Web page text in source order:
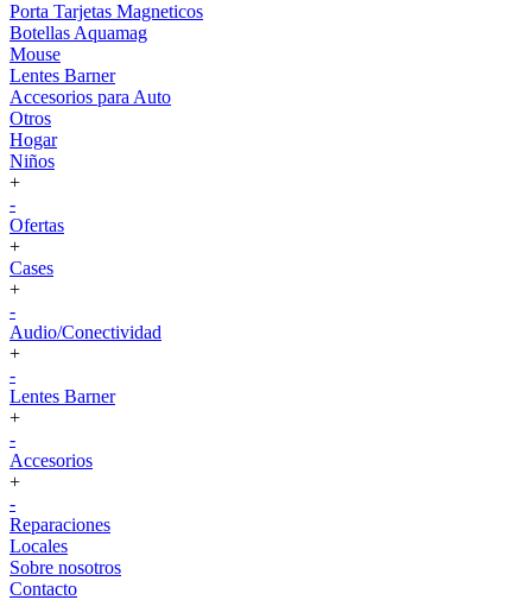
Porta Tarjetas Magneticos
Botellas Aquamag
Mouse
Lentes Barner
Accesorios para Auto
Otros
Hogar
Niños
+
-
Ofertas
+
Cases
+
-
Audio/Conectividad
+
-
Lentes Barner
+
-
Accesorios
+
-
Reparaciones
Locales
Sobre nosotros
Contacto